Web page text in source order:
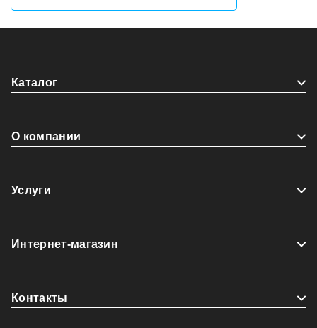
Каталог
О компании
Услуги
Интернет-магазин
Контакты